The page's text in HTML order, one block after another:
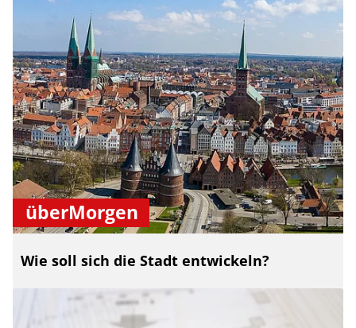
überMorgen
Wie soll sich die Stadt entwickeln?